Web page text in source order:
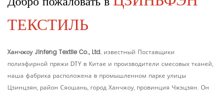
ТЕКСТИЛЬ
Ханчжоу Jinfeng Textile Co., Ltd. известный Поставщики
полиэфирной пряжи DTY в Китае и производители смесовых тканей,
наша фабрика расположена в промышленном парке улицы
Цзинцзян, район Сяошань, город Ханчжоу, провинция Чжэцзян. Он